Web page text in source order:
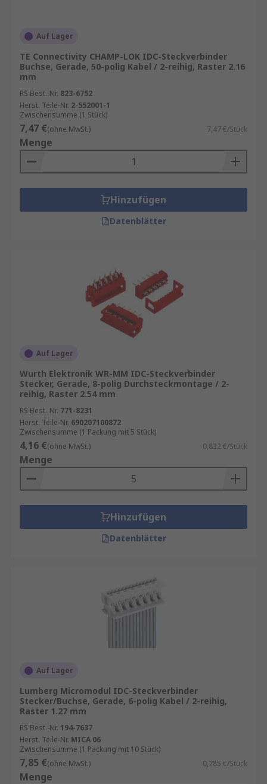
Auf Lager
TE Connectivity CHAMP-LOK IDC-Steckverbinder
Buchse, Gerade, 50-polig Kabel / 2-reihig, Raster 2.16
mm
RS Best.-Nr. 823-6752
Herst. Teile-Nr. 2-552001-1
Zwischensumme (1 Stück)
7,47 €(ohne MwSt.) 7,47 €/Stück
Menge
Hinzufügen
Datenblätter
Auf Lager
Wurth Elektronik WR-MM IDC-Steckverbinder
Stecker, Gerade, 8-polig Durchsteckmontage / 2-
reihig, Raster 2.54 mm
RS Best.-Nr. 771-8231
Herst. Teile-Nr. 690207100872
Zwischensumme (1 Packung mit 5 Stück)
4,16 €(ohne MwSt.) 0,832 €/Stück
Menge
Hinzufügen
Datenblätter
Auf Lager
Lumberg Micromodul IDC-Steckverbinder
Stecker/Buchse, Gerade, 6-polig Kabel / 2-reihig,
Raster 1.27 mm
RS Best.-Nr. 194-7637
Herst. Teile-Nr. MICA 06
Zwischensumme (1 Packung mit 10 Stück)
7,85 €(ohne MwSt.) 0,785 €/Stück
Menge